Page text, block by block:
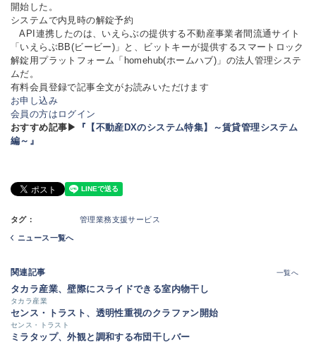
開始した。
システムで内見時の解錠予約
API連携したのは、いえらぶの提供する不動産事業者間流通サイト
「いえらぶBB(ビービー)」と、ビットキーが提供するスマートロック
解錠用プラットフォーム「homehub(ホームハブ)」の法人管理システ
ムだ。
有料会員登録で記事全文がお読みいただけます
お申し込み
会員の方はログイン
おすすめ記事▶
『【不動産DXのシステム特集】～賃貸管理システム
編～』
タグ： 管理業務支援サービス
ニュース一覧へ
関連記事 一覧へ
タカラ産業、壁際にスライドできる室内物干し
タカラ産業
センス・トラスト、透明性重視のクラファン開始
センス・トラスト
ミラタップ、外観と調和する布団干しバー